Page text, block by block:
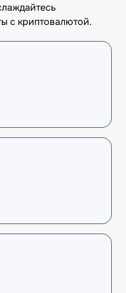
с криптовалютой.